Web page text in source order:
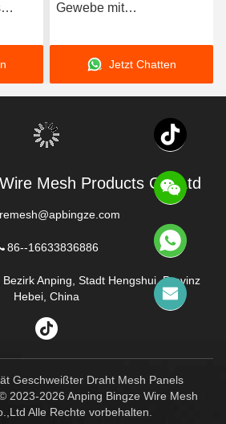
Gewebe mit
Alkalibeständigkeit
Jetzt Chatten
Mesh Products Co.,Ltd
86--16633836886
Anping, Stadt Hengshui, Provinz
Hebei, China
Geschweißter Draht Mesh Panels
2023-2026 Anping Bingze Wire Mesh
Alle Rechte vorbehalten.